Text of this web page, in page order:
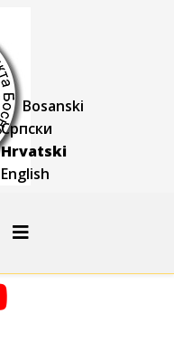
Bosanski
Српски
Hrvatski
English